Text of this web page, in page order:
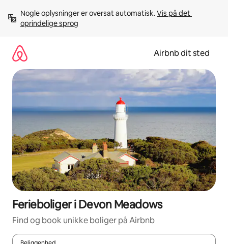
videre
Nogle oplysninger er oversat automatisk. Vis på det
oprindelige sprog
Airbnb dit sted
Ferieboliger i Devon Meadows
Find og book unikke boliger på Airbnb